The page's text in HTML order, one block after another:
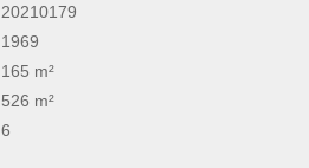
20210179
1969
165 m²
526 m²
6